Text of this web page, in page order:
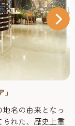
名の由来となっ
れた、歴史上重